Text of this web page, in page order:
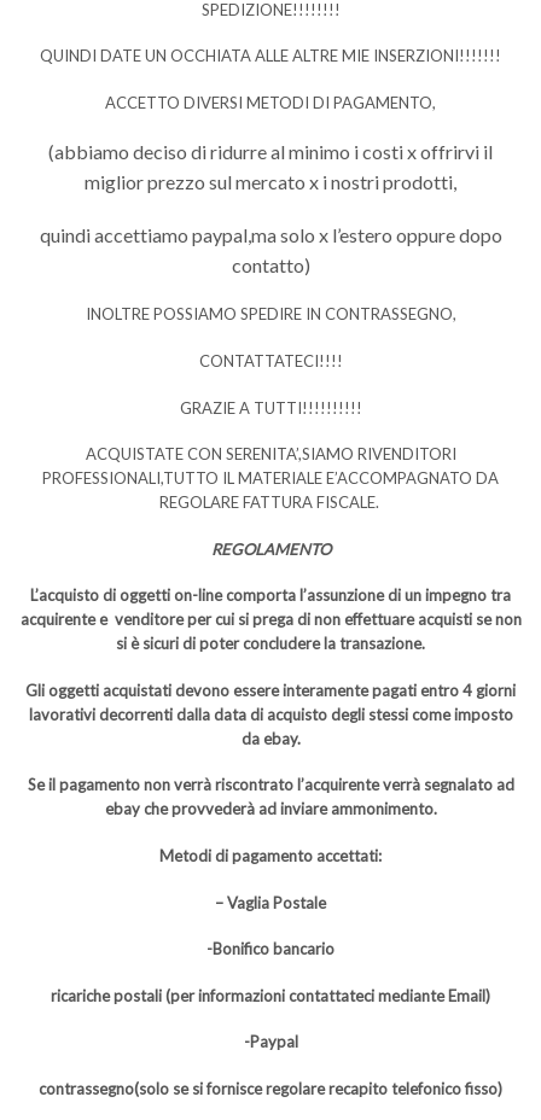
SPEDIZIONE!!!!!!!!
QUINDI DATE UN OCCHIATA ALLE ALTRE MIE INSERZIONI!!!!!!!
ACCETTO DIVERSI METODI DI PAGAMENTO,
(abbiamo deciso di ridurre al minimo i costi x offrirvi il
miglior prezzo sul mercato x i nostri prodotti,
quindi accettiamo paypal,ma solo x l’estero oppure dopo
contatto)
INOLTRE POSSIAMO SPEDIRE IN CONTRASSEGNO,
CONTATTATECI!!!!
GRAZIE A TUTTI!!!!!!!!!!
ACQUISTATE CON SERENITA’,SIAMO RIVENDITORI
PROFESSIONALI,TUTTO IL MATERIALE E’ACCOMPAGNATO DA
REGOLARE FATTURA FISCALE.
REGOLAMENTO
L’acquisto di oggetti on-line comporta l’assunzione di un impegno tra
acquirente e venditore per cui si prega di non effettuare acquisti se non
si è sicuri di poter concludere la transazione.
Gli oggetti acquistati devono essere interamente pagati entro 4 giorni
lavorativi decorrenti dalla data di acquisto degli stessi come imposto
da ebay.
Se il pagamento non verrà riscontrato l’acquirente verrà segnalato ad
ebay che provvederà ad inviare ammonimento.
Metodi di pagamento accettati:
– Vaglia Postale
-Bonifico bancario
ricariche postali (per informazioni contattateci mediante Email)
-Paypal
contrassegno(solo se si fornisce regolare recapito telefonico fisso)